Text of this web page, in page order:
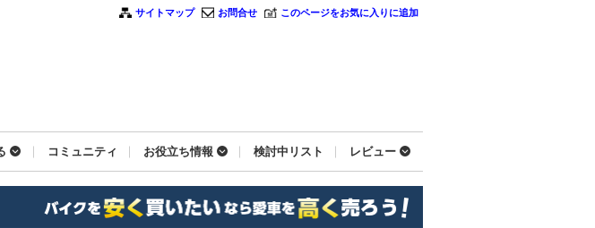
サイトマップ お問合せ このページをお気に入りに追加
コミュニティ お役立ち情報 検討中リスト レビュー